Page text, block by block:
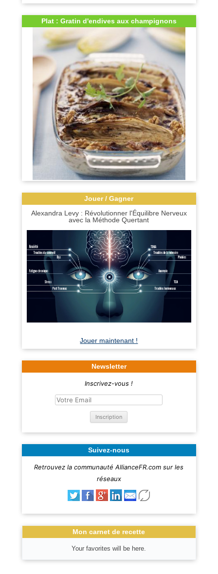
Plat : Gratin d'endives aux champignons
Jouer / Gagner
Alexandra Levy : Révolutionner l'Équilibre Nerveux
avec la Méthode Quertant
Jouer maintenant !
Newsletter
Inscrivez-vous !
Suivez-nous
Retrouvez la communauté AllianceFR.com sur les
réseaux
Mon carnet de recette
Your favorites will be here.